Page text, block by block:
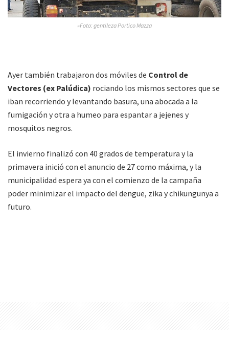
»Foto: gentileza Portico Mazza
Ayer también trabajaron dos móviles de Control de
Vectores (ex Palúdica) rociando los mismos sectores que se
iban recorriendo y levantando basura, una abocada a la
fumigación y otra a humeo para espantar a jejenes y
mosquitos negros.
El invierno finalizó con 40 grados de temperatura y la
primavera inició con el anuncio de 27 como máxima, y la
municipalidad espera ya con el comienzo de la campaña
poder minimizar el impacto del dengue, zika y chikungunya a
futuro.